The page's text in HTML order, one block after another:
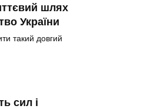
шлях
України
такий довгий
сил і